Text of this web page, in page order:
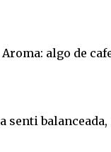
algo de
senti balanceada,